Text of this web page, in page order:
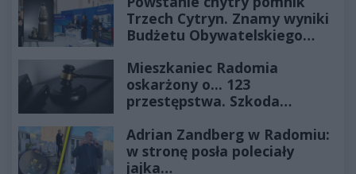
Trzech Cytryn. Znamy wyniki
Budżetu Obywatelskiego
Mieszkaniec Radomia
oskarżony o... 123
przestępstwa. Szkoda
złotych
Adrian Zandberg w Radomiu:
w stronę posła poleciały
jajka…